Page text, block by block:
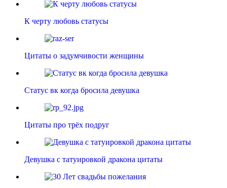
К черту любовь статусы
Цитаты о задумчивости женщины
Статус вк когда бросила девушка
Цитаты про трёх подруг
Девушка с татуировкой дракона цитаты